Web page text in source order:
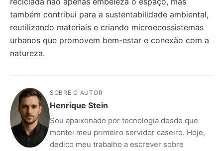
também contribui para a sustentabilidade ambiental,
reutilizando materiais e criando microecossistemas
urbanos que promovem bem-estar e conexão com a
natureza.
SOBRE O AUTOR
Henrique Stein
Sou apaixonado por tecnologia desde que
montei meu primeiro servidor caseiro. Hoje,
dedico meu trabalho a escrever sobre